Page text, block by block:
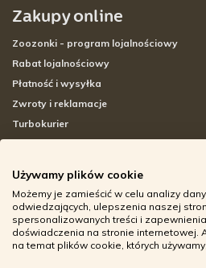
Zakupy online
Zoozonki - program lojalnościowy
Rabat lojalnościowy
Płatność i wysyłka
Zwroty i reklamacje
Turbokurier
Adresy sklepów stacjonarnych
Godziny otwarcia sklepów
Aplikacja zoozone.pl
Zwroty i reklamacje
Używamy plików cookie
Możemy je zamieścić w celu analizy
odwiedzających, ulepszenia naszej
spersonalizowanych treści i
doświadczenia na stronie internetowej.
na temat plików cookie, których